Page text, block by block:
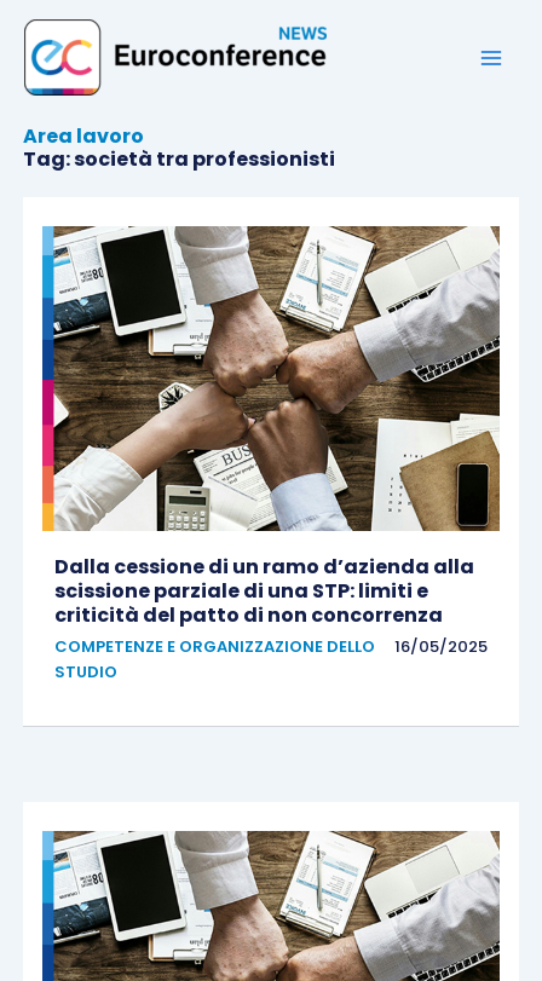
contenuto
Area lavoro
Tag: società tra professionisti
Dalla cessione di un ramo d’azienda alla
scissione parziale di una STP: limiti e
criticità del patto di non concorrenza
COMPETENZE E ORGANIZZAZIONE DELLO
STUDIO
16/05/2025